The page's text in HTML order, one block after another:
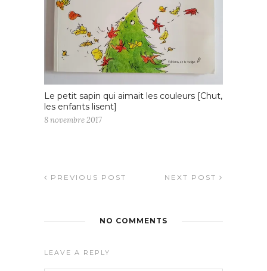
Le petit sapin qui aimait les couleurs [Chut,
les enfants lisent]
8 novembre 2017
PREVIOUS POST NEXT POST
NO COMMENTS
LEAVE A REPLY